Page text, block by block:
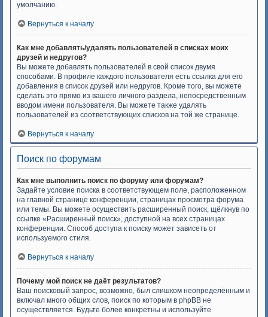
умолчанию.
Вернуться к началу
Как мне добавлять/удалять пользователей в списках моих
друзей и недругов?
Вы можете добавлять пользователей в свой список двумя
способами. В профиле каждого пользователя есть ссылка для его
добавления в список друзей или недругов. Кроме того, вы можете
сделать это прямо из вашего личного раздела, непосредственным
вводом имени пользователя. Вы можете также удалять
пользователей из соответствующих списков на той же странице.
Вернуться к началу
Поиск по форумам
Как мне выполнить поиск по форуму или форумам?
Задайте условие поиска в соответствующем поле, расположенном
на главной странице конференции, страницах просмотра форума
или темы. Вы можете осуществить расширенный поиск, щёлкнув по
ссылке «Расширенный поиск», доступной на всех страницах
конференции. Способ доступа к поиску может зависеть от
используемого стиля.
Вернуться к началу
Почему мой поиск не даёт результатов?
Ваш поисковый запрос, возможно, был слишком неопределённым и
включал много общих слов, поиск по которым в phpBB не
осуществляется. Будьте более конкретны и используйте